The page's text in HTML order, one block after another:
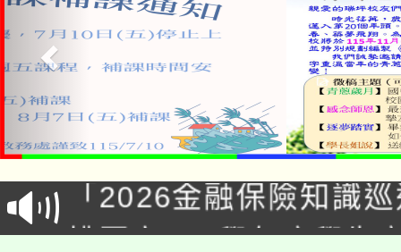
公告本校115學年度第
代理(課)教師甄選結果(
「2026金融保險知識
車」活動
桃園市115學年度學生